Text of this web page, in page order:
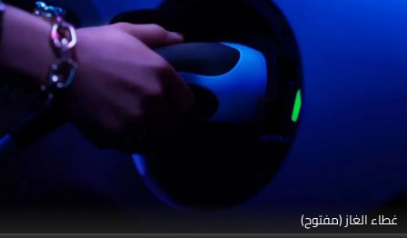
غطاء الغاز (مفتوح)